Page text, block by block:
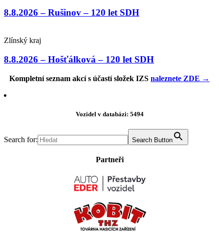
8.8.2026 – Rušinov – 120 let SDH
Zlínský kraj
8.8.2026 – Hošťálková – 120 let SDH
Kompletní seznam akcí s účastí složek IZS naleznete ZDE →
Vozidel v databázi: 5494
Search for: Search Button
Partneři